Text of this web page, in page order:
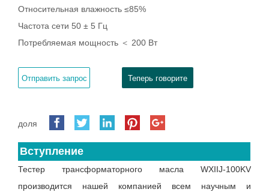
Отправить запрос Теперь говорите
доля